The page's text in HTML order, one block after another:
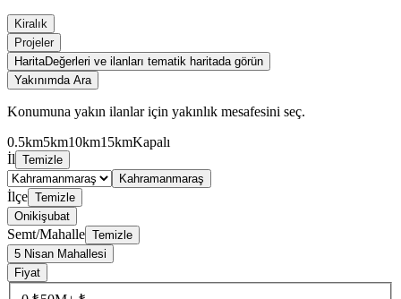
Kiralık
Projeler
HaritaDeğerleri ve ilanları tematik haritada görün
Yakınımda Ara
Konumuna yakın ilanlar için yakınlık mesafesini seç.
0.5km5km10km15kmKapalı
İl Temizle
Kahramanmaraş
İlçe Temizle
Onikişubat
Semt/Mahalle Temizle
5 Nisan Mahallesi
Fiyat